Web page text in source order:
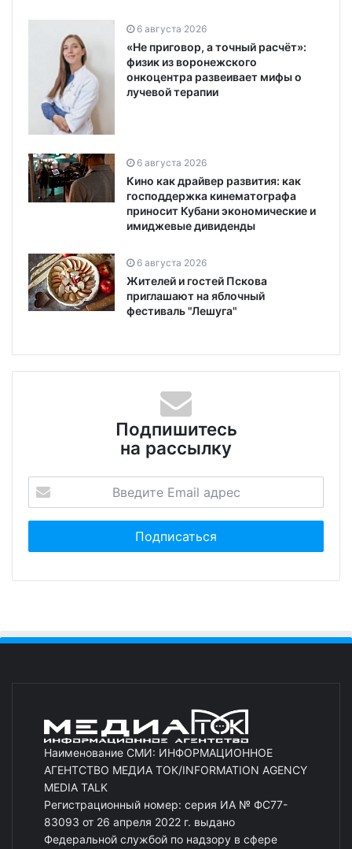
6 августа 2026
«Не приговор, а точный расчёт»:
физик из воронежского
онкоцентра развеивает мифы о
лучевой терапии
6 августа 2026
Кино как драйвер развития: как
господдержка кинематографа
приносит Кубани экономические и
имиджевые дивиденды
6 августа 2026
Жителей и гостей Пскова
приглашают на яблочный
фестиваль "Лешуга"
Подпишитесь
на рассылку
Наименование СМИ: ИНФОРМАЦИОННОЕ
АГЕНТСТВО МЕДИА ТОК/INFORMATION AGENCY
MEDIA TALK
Регистрационный номер: серия ИА № ФС77-
83093 от 26 апреля 2022 г. выдано
Федеральной службой по надзору в сфере